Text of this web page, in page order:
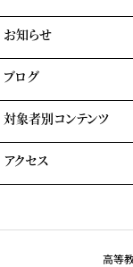
自立進学サポート
各種奨学金・教育ローン・給
よくある質問
イベント参加時のサポート
お知らせ
ブログ
対象者別コンテンツ
大学生・社会人の方へ
観光業界 進学ガイドブック
アクセス
高等